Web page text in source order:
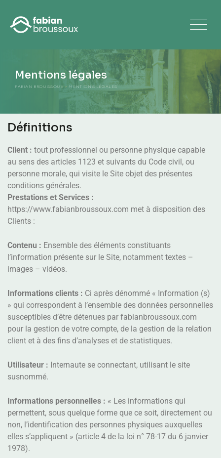
Mentions légales
FABIAN BROUSSOUX > MENTIONS LÉGALES
Définitions
Client : tout professionnel ou personne physique capable
au sens des articles 1123 et suivants du Code civil, ou
personne morale, qui visite le Site objet des présentes
conditions générales.
Prestations et Services :
https://www.fabianbroussoux.com met à disposition des
Clients :
Contenu : Ensemble des éléments constituants
l’information présente sur le Site, notamment textes –
images – vidéos.
Informations clients : Ci après dénommé « Information (s)
» qui correspondent à l’ensemble des données personnelles
susceptibles d’être détenues par fabianbroussoux.com
pour la gestion de votre compte, de la gestion de la relation
client et à des fins d’analyses et de statistiques.
Utilisateur : Internaute se connectant, utilisant le site
susnommé.
Informations personnelles : « Les informations qui
permettent, sous quelque forme que ce soit, directement ou
non, l’identification des personnes physiques auxquelles
elles s’appliquent » (article 4 de la loi n° 78-17 du 6 janvier
1978).